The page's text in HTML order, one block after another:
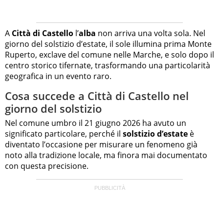
A Città di Castello l’alba non arriva una volta sola. Nel
giorno del solstizio d’estate, il sole illumina prima Monte
Ruperto, exclave del comune nelle Marche, e solo dopo il
centro storico tifernate, trasformando una particolarità
geografica in un evento raro.
Cosa succede a Città di Castello nel
giorno del solstizio
Nel comune umbro il 21 giugno 2026 ha avuto un
significato particolare, perché il solstizio d’estate è
diventato l’occasione per misurare un fenomeno già
noto alla tradizione locale, ma finora mai documentato
con questa precisione.